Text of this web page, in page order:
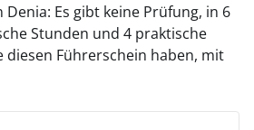
Es gibt keine Prüfung, in 6
Stunden und 4 praktische
diesen Führerschein haben, mit
6 Metern und unbegrenzte
Sie können tagsüber 2